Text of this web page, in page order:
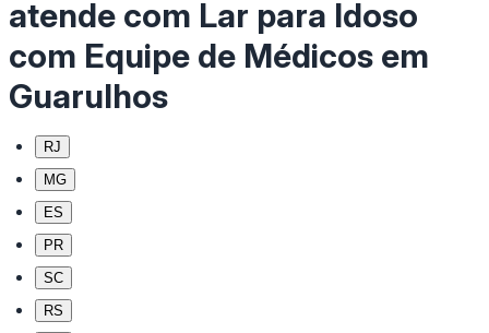
atende com Lar para Idoso
com Equipe de Médicos em
Guarulhos
RJ
MG
ES
PR
SC
RS